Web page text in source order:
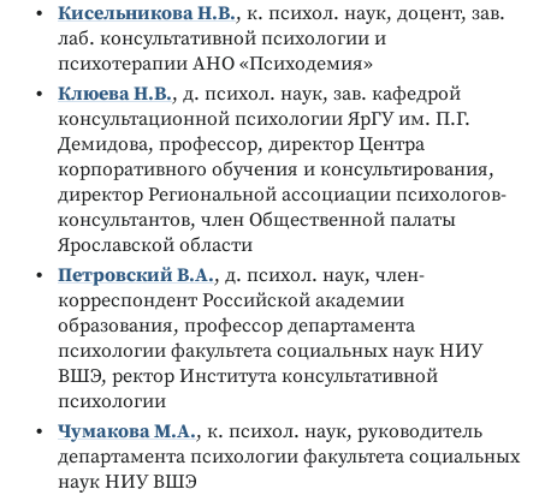
Кисельникова Н.В., к. психол. наук, доцент, зав.
лаб. консультативной психологии и
психотерапии АНО «Психодемия»
Клюева Н.В., д. психол. наук, зав. кафедрой
консультационной психологии ЯрГУ им. П.Г.
Демидова, профессор, директор Центра
корпоративного обучения и консультирования,
директор Региональной ассоциации психологов-
консультантов, член Общественной палаты
Ярославской области
Петровский В.А., д. психол. наук, член-
корреспондент Российской академии
образования, профессор департамента
психологии факультета социальных наук НИУ
ВШЭ, ректор Института консультативной
психологии
Чумакова М.А., к. психол. наук, руководитель
департамента психологии факультета социальных
наук НИУ ВШЭ